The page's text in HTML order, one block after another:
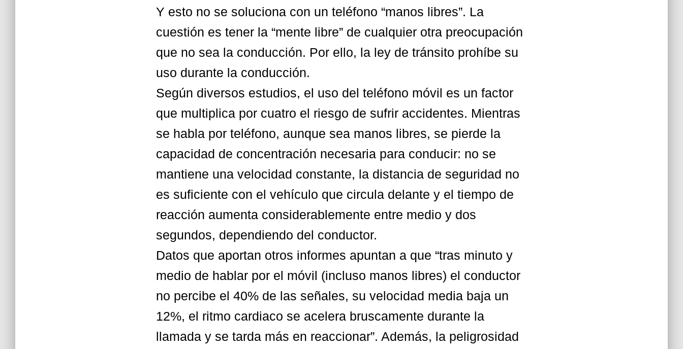
Y esto no se soluciona con un teléfono “manos libres”. La
cuestión es tener la “mente libre” de cualquier otra preocupación
que no sea la conducción. Por ello, la ley de tránsito prohíbe su
uso durante la conducción.
Según diversos estudios, el uso del teléfono móvil es un factor
que multiplica por cuatro el riesgo de sufrir accidentes. Mientras
se habla por teléfono, aunque sea manos libres, se pierde la
capacidad de concentración necesaria para conducir: no se
mantiene una velocidad constante, la distancia de seguridad no
es suficiente con el vehículo que circula delante y el tiempo de
reacción aumenta considerablemente entre medio y dos
segundos, dependiendo del conductor.
Datos que aportan otros informes apuntan a que “tras minuto y
medio de hablar por el móvil (incluso manos libres) el conductor
no percibe el 40% de las señales, su velocidad media baja un
12%, el ritmo cardiaco se acelera bruscamente durante la
llamada y se tarda más en reaccionar”. Además, la peligrosidad